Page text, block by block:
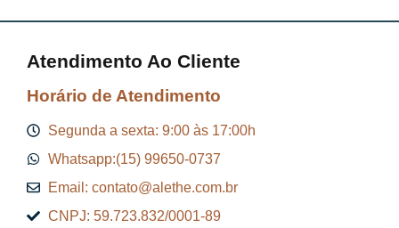
Atendimento Ao Cliente
Horário de Atendimento
Segunda a sexta: 9:00 às 17:00h
Whatsapp:(15) 99650-0737
Email: contato@alethe.com.br
CNPJ: 59.723.832/0001-89